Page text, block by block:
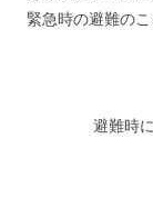
緊急時の避難の
避難時